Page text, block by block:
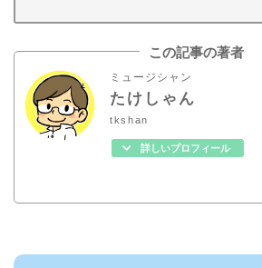
この記事の著者
ミュージシャン
たけしゃん
tkshan
詳しいプロフィール